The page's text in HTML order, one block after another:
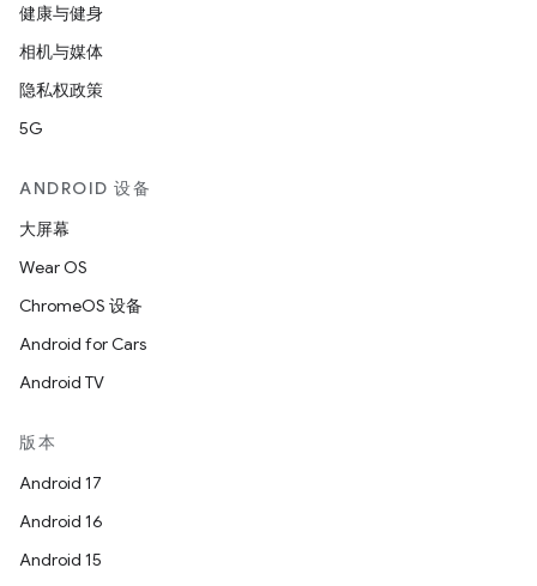
健康与健身
相机与媒体
隐私权政策
5G
ANDROID 设备
大屏幕
Wear OS
ChromeOS 设备
Android for Cars
Android TV
版本
Android 17
Android 16
Android 15